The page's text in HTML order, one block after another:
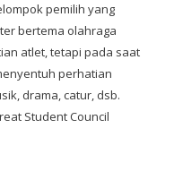
pemilih yang
bertema olahraga
atlet, tetapi pada saat
perhatian
drama, catur, dsb.